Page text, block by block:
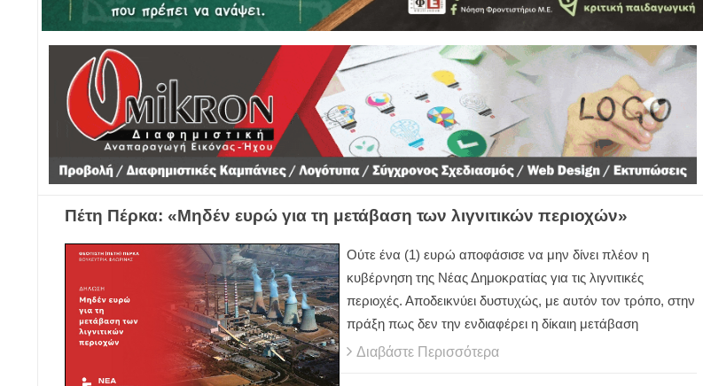
Πέτη Πέρκα: «Μηδέν ευρώ για τη μετάβαση των λιγνιτικών περιοχών»
Ούτε ένα (1) ευρώ αποφάσισε να μην δίνει πλέον η
κυβέρνηση της Νέας Δημοκρατίας για τις λιγνιτικές
περιοχές. Αποδεικνύει δυστυχώς, με αυτόν τον τρόπο, στην
πράξη πως δεν την ενδιαφέρει η δίκαιη μετάβαση
Διαβάστε Περισσότερα